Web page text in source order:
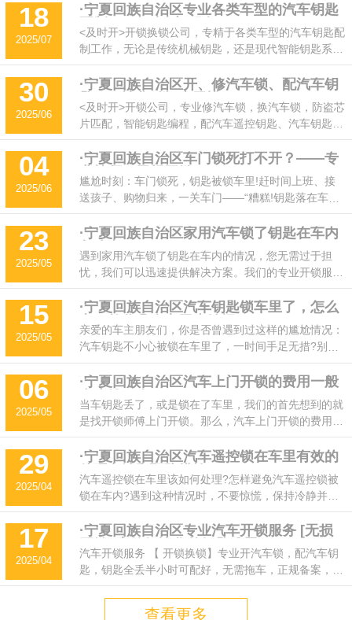
呢?汽车开锁公司来告诉大家!
18
2025/07
·宁夏回族自治区专业各类车型的汽车钥匙
配制 [24小时上门服务]
<及时开>开锁换锁公司，专精于各类车型的汽车钥匙配
制工作，无论是传统机械钥匙，还是现代智能钥匙系
统，皆在我们的专业范畴之内。无论是新车钥匙丢失、
损坏，或是二手车过户后需要重新匹配，甚至是高端车
型的复杂电子钥匙编程，我们都能从容应对，确保每一
把钥匙精准适配，让您的座驾瞬间恢复如初的掌控力。
30
2025/06
·宁夏回族自治区开、修汽车锁、配汽车钥
匙——让您“锁”事无忧！
<及时开>开锁公司，专业修汽车锁，换汽车锁，防盗芯
片匹配，智能钥匙编程，配汽车遥控钥匙、汽车钥匙全
部丢失也能配钥匙，我们都是24小时提供上门服务!让
您锁事无忧!
04
2025/06
·宁夏回族自治区车门锁死打不开？——专
业技师，无损开锁！
尴尬时刻：车门锁死，钥匙被锁车里!赶时间上班、接
送孩子、购物归来，一关车门——“糟糕!钥匙落在车里
了!” 更糟的是，车子自动落锁，你被挡在车外，束手无
策!这时候该怎么办?别急!专业汽车开锁服务，电话
400-188-7652，24小时上门，无损开锁，10分钟解决
问题!
23
2025/05
·宁夏回族自治区家用汽车锁了钥匙在车内
怎么办？
遇到家用汽车锁了钥匙在车内的情况，您无需过于担
忧，我们可以迅速提供解决方案。我们的专业开锁服务
团队拥有多年的经验和先进的技术，能够安全、快速地
为您解决这一问题。
15
2025/05
·宁夏回族自治区汽车钥匙锁车里了，怎么
办？教你几个实用小妙招！
亲爱的车主朋友们，你是否曾遇到过这样的尴尬情况：
汽车钥匙不小心被锁在车里了，一时间手足无措?别
急，今天就来给你支几招，帮你轻松应对这个棘手的问
题!
06
2025/05
·宁夏回族自治区汽车上门开锁的费用一般
多少钱一次
当车钥匙丢了，或是锁在了车里，我们的首先想到的就
是找开锁师傅上门开锁。那么，汽车上门开锁的费用一
般多少钱一次呢?汽车上门开锁的费用因车型、车辆防
盗设备的好坏以及所在地区等因素而有所不同。
29
2025/04
·宁夏回族自治区汽车遥控锁在车里有效的
处理方法和预防措施
汽车遥控锁在车里该如何处理?怎样避免汽车遥控锁被
锁在车内?遇到这种情况时，不要惊慌，保持冷静并采
取正确的应对措施至关重要。本文将为您详细介绍汽车
遥控锁在车里的处理方法和预防措施，帮助您在遇到此
类问题时能够从容应对。
17
2025/04
·宁夏回族自治区专业汽车开锁服务 [无损
开锁] 高效解决您的钥匙难题
汽车开锁服务 【 开锁换锁】专业开汽车锁，配汽车钥
匙，钥匙全丢半小时可配好，无需拖车，正规备案，价
格透明，全市上门，随叫随到!
查看更多